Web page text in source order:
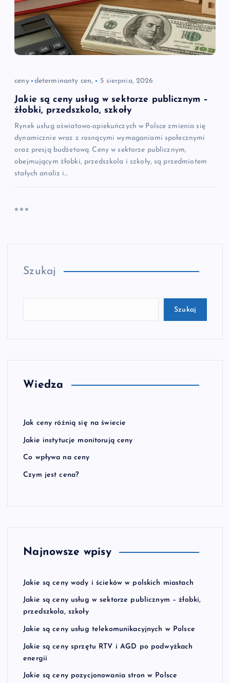
ceny determinanty cen, 5 sierpnia, 2026
Jakie są ceny usług w sektorze publicznym –
żłobki, przedszkola, szkoły
Rynek usług oświatowo-opiekuńczych w Polsce zmienia się
dynamicznie wraz z rosnącymi wymaganiami społecznymi
oraz presją budżetową. Ceny w sektorze publicznym,
obejmującym żłobki, przedszkola i szkoły, są przedmiotem
stałych analiz i…
Szukaj
Szukaj
Wiedza
Jak ceny różnią się na świecie
Jakie instytucje monitorują ceny
Co wpływa na ceny
Czym jest cena?
Najnowsze wpisy
Jakie są ceny wody i ścieków w polskich miastach
Jakie są ceny usług w sektorze publicznym – żłobki,
przedszkola, szkoły
Jakie są ceny usług telekomunikacyjnych w Polsce
Jakie są ceny sprzętu RTV i AGD po podwyżkach
energii
Jakie są ceny pozycjonowania stron w Polsce